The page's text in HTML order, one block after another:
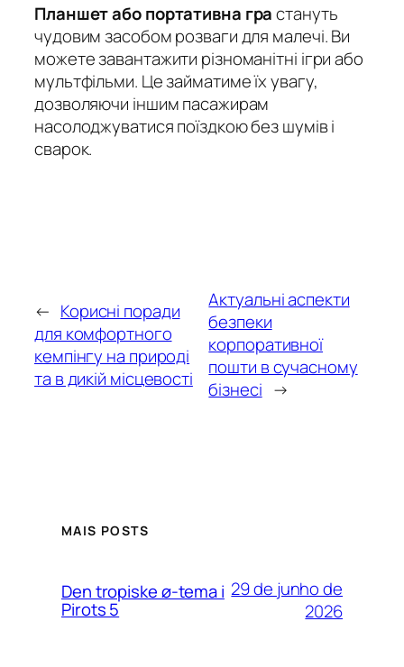
Планшет або портативна грастануть
чудовим засобом розваги для малечі. Ви
можете завантажити різноманітні ігри або
мультфільми. Це займатиме їх увагу,
дозволяючи іншим пасажирам
насолоджуватися поїздкою без шумів і
сварок.
← Корисні поради
для комфортного
кемпiнгу на природі
та в дикій місцевості
Актуальні аспекти
безпеки
корпоративної
пошти в сучасному
бізнесі →
MAIS POSTS
Den tropiske ø-tema i
Pirots 5
29 de junho de
2026